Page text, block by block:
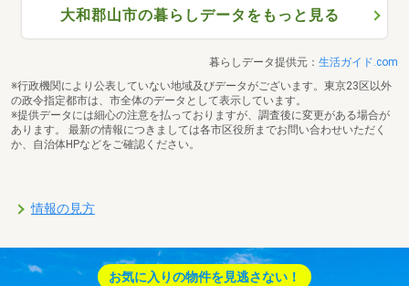
大和郡山市の暮らしデータをもっと見る
暮らしデータ提供元： 生活ガイド.com
※行政機関により公表していない地域及びデータがございます。東京23区以外
の政令指定都市は、市全体のデータとして表示しています。
※提供データには細心の注意を払っておりますが、調査後に変更がある場合が
あります。 最新の情報につきましては各市区役所までお問い合わせいただく
か、自治体HPなどをご確認ください。
情報の見方
お気に入りの物件を見逃さない！